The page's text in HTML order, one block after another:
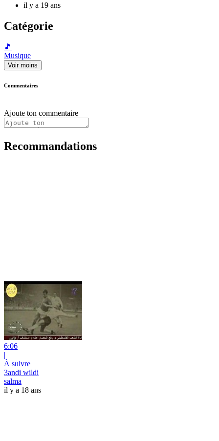
il y a 19 ans
Catégorie
🎵
Musique
Voir moins
Commentaires
Ajoute ton commentaire
Recommandations
6:06
|
À suivre
3andi wildi
salma
il y a 18 ans